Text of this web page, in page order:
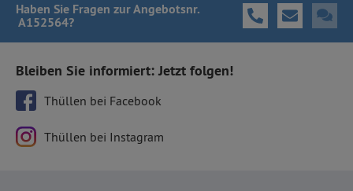
Haben Sie Fragen zur Angebotsnr.
A152564?
Bleiben Sie informiert: Jetzt folgen!
Thüllen bei Facebook
Thüllen bei Instagram